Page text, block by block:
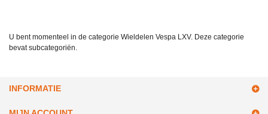
U bent momenteel in de categorie Wieldelen Vespa LXV. Deze categorie
bevat subcategoriën.
INFORMATIE